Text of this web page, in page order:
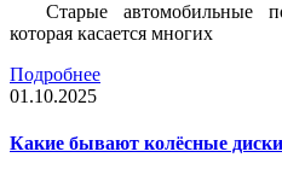
Старые автомобильные
которая касается многих
Подробнее
01.10.2025
Какие бывают колёсные